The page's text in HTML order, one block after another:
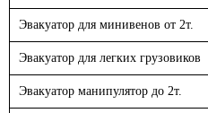
Эвакуатор для минивенов от 2т.
Эвакуатор для легких грузовиков
Эвакуатор манипулятор до 2т.